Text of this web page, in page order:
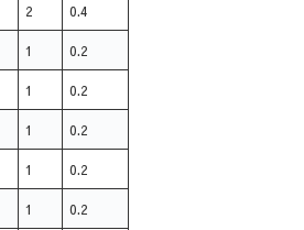
2 0.4
1 0.2
1 0.2
1 0.2
1 0.2
1 0.2